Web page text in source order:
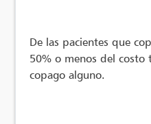
De las pacientes que
50% o menos del
copago alguno.